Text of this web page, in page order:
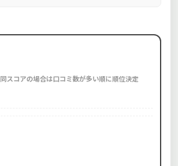
スコアの場合は口コミ数が多い順に順位決定